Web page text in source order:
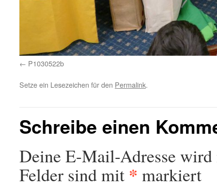
P1030522b
Setze ein Lesezeichen für den Permalink.
Schreibe einen
Deine E-Mail-Adresse
Felder sind mit * markiert